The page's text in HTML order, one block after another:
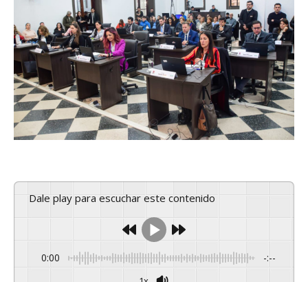
Dale play para escuchar este contenido
0:00 -:--